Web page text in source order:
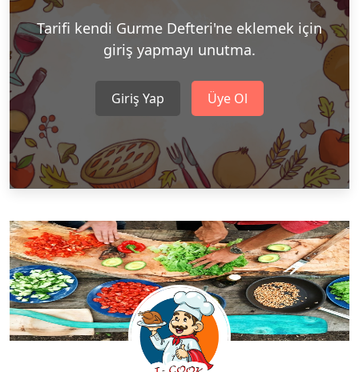
Tarifi kendi Gurme Defteri'ne eklemek için
giriş yapmayı unutma.
Giriş Yap Üye Ol